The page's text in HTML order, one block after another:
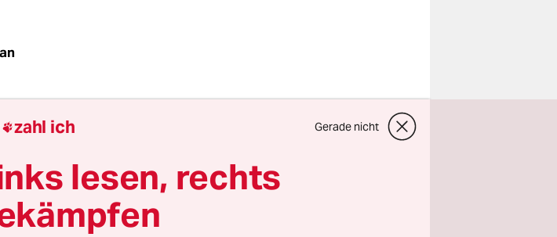
Wehn geschickt den
Draußen auf dem
an die Hauswand. Die
und damit Karin Wehns
Strahlen abzubekommen.
zahl ich Gerade nicht
lesen, rechts